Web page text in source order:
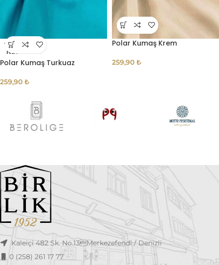
TÜKE
NDI
Polar Kumaş Turkuaz
259,90 ₺
Polar Kumaş Krem
259,90 ₺
Kaleiçi 482 Sk. No.13Merkezefendi / Denizli
0 (258) 261 17 77